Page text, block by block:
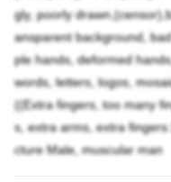
gly, poorly
ansparent background,
ple hands, deformed
words, letters, logos,
((Extra fingers, too many
s, extra arms, extra
cture Male, muscular man